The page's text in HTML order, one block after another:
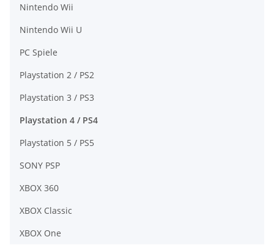
Nintendo Wii
Nintendo Wii U
PC Spiele
Playstation 2 / PS2
Playstation 3 / PS3
Playstation 4 / PS4
Playstation 5 / PS5
SONY PSP
XBOX 360
XBOX Classic
XBOX One